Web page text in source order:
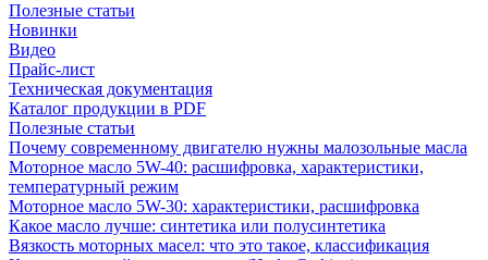
Полезные статьи
Новинки
Видео
Прайс-лист
Техническая документация
Каталог продукции в PDF
Полезные статьи
Почему современному двигателю нужны малозольные масла
Моторное масло 5W-40: расшифровка, характеристики,
температурный режим
Моторное масло 5W-30: характеристики, расшифровка
Какое масло лучше: синтетика или полусинтетика
Вязкость моторных масел: что это такое, классификация